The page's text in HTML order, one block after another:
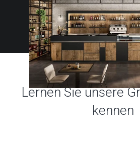
Lernen Sie unsere
kennen